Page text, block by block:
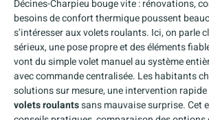
Décines-Charpieu bouge vite : rénovations,
besoins de confort thermique poussent
s’intéresser aux volets roulants. Ici, on parle
sérieux, une pose propre et des éléments
vont du simple volet manuel au système
avec commande centralisée. Les habitants
solutions sur mesure, une intervention rapide
volets roulantssans mauvaise surprise. Cet